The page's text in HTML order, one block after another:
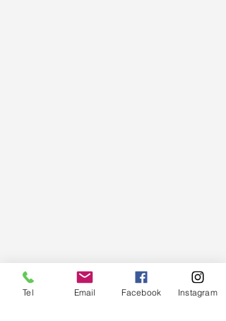
Tel Email Facebook Instagram